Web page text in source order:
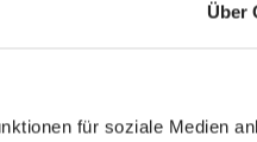
Über
für soziale Medien